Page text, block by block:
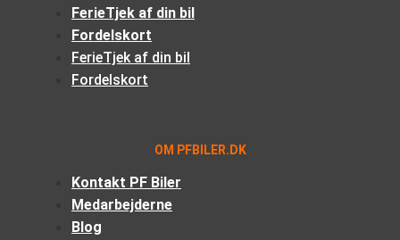
FerieTjek af din bil
Fordelskort
FerieTjek af din bil
Fordelskort
OM PFBILER.DK
Kontakt PF Biler
Medarbejderne
Blog